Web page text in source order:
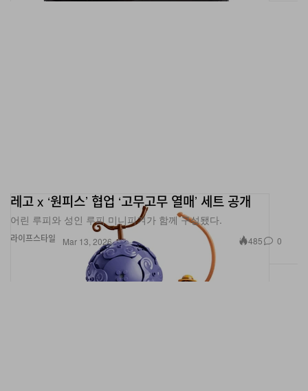
라이프스타일
레고 x ‘원피스’ 협업 ‘고무고무 열매’ 세트 공개
어린 루피와 성인 루피 미니피겨가 함께 구성됐다.
Mar 13, 2026 485 0